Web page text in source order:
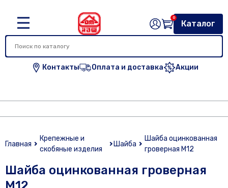
Контакты Оплата и доставка Акции
Каталог
0
Главная
Крепежные и
скобяные изделия
Шайба
Шайба оцинкованная
гроверная М12
Шайба оцинкованная гроверная